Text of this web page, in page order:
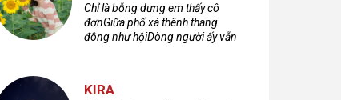
Chỉ là bỗng dưng em thấy cô
đơnGiữa phố xá thênh thang
đông như hộiDòng người ấy vẫn
KIRA